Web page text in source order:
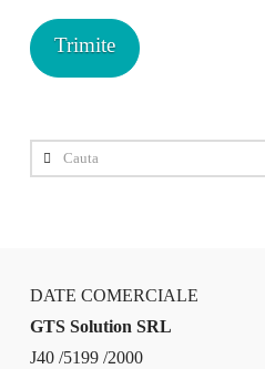
Cauta
DATE COMERCIALE
GTS Solution SRL
J40 /5199 /2000